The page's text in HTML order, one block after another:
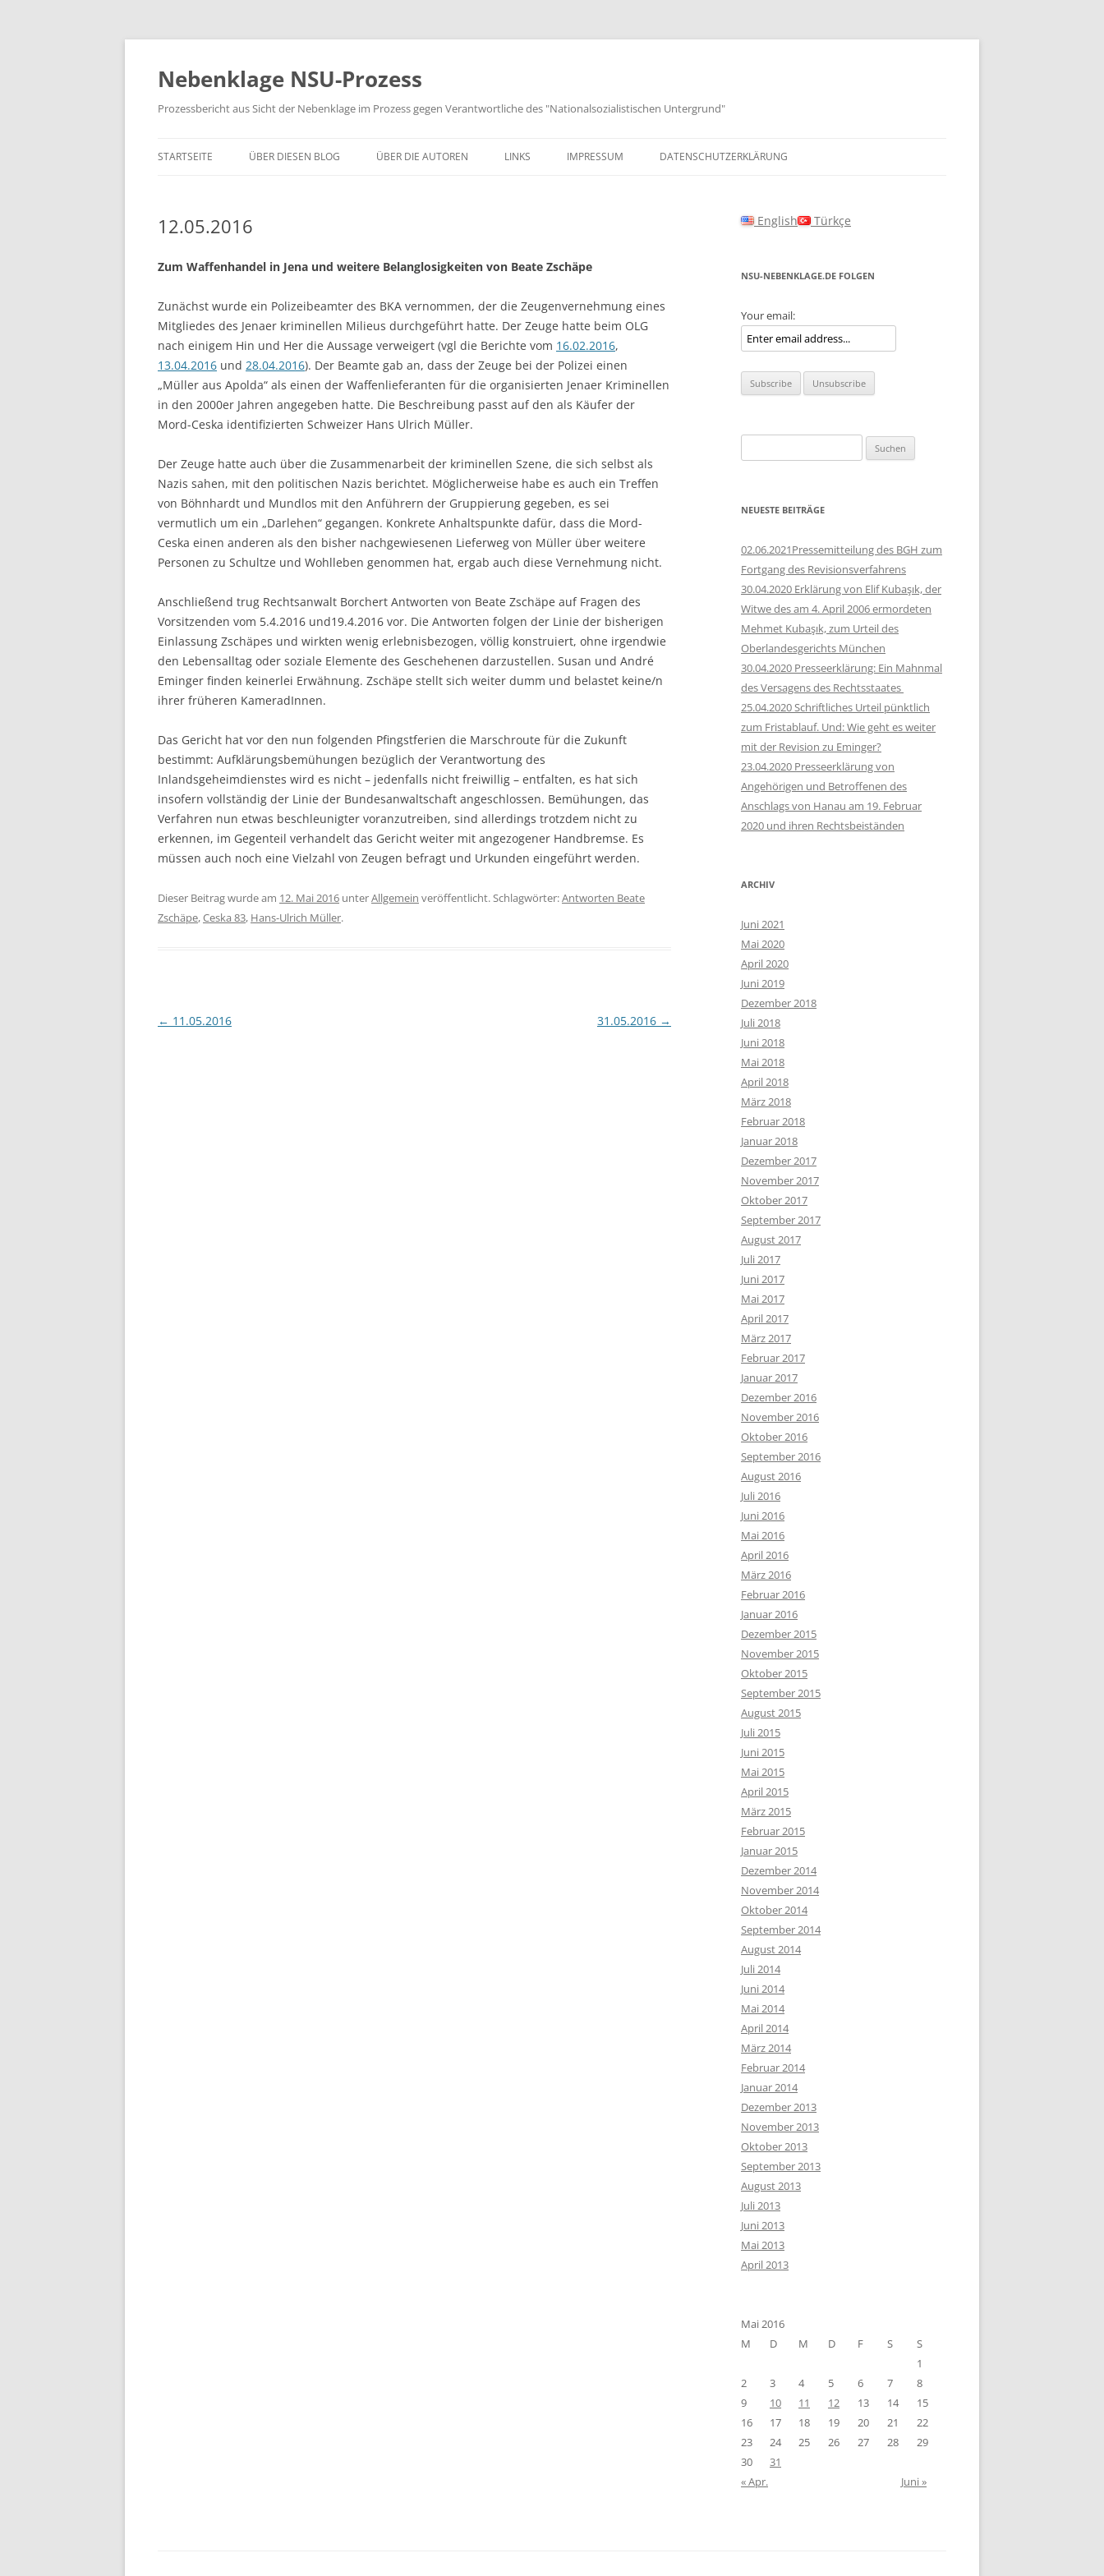
Zum
springen
Nebenklage NSU-Prozess
Prozessbericht aus Sicht der Nebenklage im Prozess gegen Verantwortliche des "Nationalsozialistischen Untergrund"
STARTSEITE ÜBER DIESEN BLOG ÜBER DIE AUTOREN LINKS IMPRESSUM DATENSCHUTZERKLÄRUNG
12.05.2016
Zum Waffenhandel in Jena und weitere Belanglosigkeiten von Beate Zschäpe
Zunächst wurde ein Polizeibeamter des BKA vernommen, der die Zeugenvernehmung eines
Mitgliedes des Jenaer kriminellen Milieus durchgeführt hatte. Der Zeuge hatte beim OLG
nach einigem Hin und Her die Aussage verweigert (vgl die Berichte vom 16.02.2016,
13.04.2016 und 28.04.2016). Der Beamte gab an, dass der Zeuge bei der Polizei einen
„Müller aus Apolda“ als einen der Waffenlieferanten für die organisierten Jenaer Kriminellen
in den 2000er Jahren angegeben hatte. Die Beschreibung passt auf den als Käufer der
Mord-Ceska identifizierten Schweizer Hans Ulrich Müller.
Der Zeuge hatte auch über die Zusammenarbeit der kriminellen Szene, die sich selbst als
Nazis sahen, mit den politischen Nazis berichtet. Möglicherweise habe es auch ein Treffen
von Böhnhardt und Mundlos mit den Anführern der Gruppierung gegeben, es sei
vermutlich um ein „Darlehen“ gegangen. Konkrete Anhaltspunkte dafür, dass die Mord-
Ceska einen anderen als den bisher nachgewiesenen Lieferweg von Müller über weitere
Personen zu Schultze und Wohlleben genommen hat, ergab auch diese Vernehmung nicht.
Anschließend trug Rechtsanwalt Borchert Antworten von Beate Zschäpe auf Fragen des
Vorsitzenden vom 5.4.2016 und19.4.2016 vor. Die Antworten folgen der Linie der bisherigen
Einlassung Zschäpes und wirkten wenig erlebnisbezogen, völlig konstruiert, ohne irgendwie
den Lebensalltag oder soziale Elemente des Geschehenen darzustellen. Susan und André
Eminger finden keinerlei Erwähnung. Zschäpe stellt sich weiter dumm und belastet keine/n
ihrer früheren KameradInnen.
Das Gericht hat vor den nun folgenden Pfingstferien die Marschroute für die Zukunft
bestimmt: Aufklärungsbemühungen bezüglich der Verantwortung des
Inlandsgeheimdienstes wird es nicht – jedenfalls nicht freiwillig – entfalten, es hat sich
insofern vollständig der Linie der Bundesanwaltschaft angeschlossen. Bemühungen, das
Verfahren nun etwas beschleunigter voranzutreiben, sind allerdings trotzdem nicht zu
erkennen, im Gegenteil verhandelt das Gericht weiter mit angezogener Handbremse. Es
müssen auch noch eine Vielzahl von Zeugen befragt und Urkunden eingeführt werden.
Dieser Beitrag wurde am 12. Mai 2016 unterAllgemein veröffentlicht. Schlagwörter:Antworten Beate
Zschäpe,Ceska 83, Hans-Ulrich Müller.
Beitragsnavigation
← 11.05.2016 31.05.2016 →
English Türkçe
NSU-NEBENKLAGE.DE FOLGEN
Your email:
nach:
NEUESTE BEITRÄGE
02.06.2021Pressemitteilung des BGH zum
Fortgang des Revisionsverfahrens
30.04.2020 Erklärung von Elif Kubaşık, der
Witwe des am 4. April 2006 ermordeten
Mehmet Kubaşık, zum Urteil des
Oberlandesgerichts München
30.04.2020 Presseerklärung: Ein Mahnmal
des Versagens des Rechtsstaates
25.04.2020 Schriftliches Urteil pünktlich
zum Fristablauf. Und: Wie geht es weiter
mit der Revision zu Eminger?
23.04.2020 Presseerklärung von
Angehörigen und Betroffenen des
Anschlags von Hanau am 19. Februar
2020 und ihren Rechtsbeiständen
ARCHIV
Juni 2021
Mai 2020
April 2020
Juni 2019
Dezember 2018
Juli 2018
Juni 2018
Mai 2018
April 2018
März 2018
Februar 2018
Januar 2018
Dezember 2017
November 2017
Oktober 2017
September 2017
August 2017
Juli 2017
Juni 2017
Mai 2017
April 2017
März 2017
Februar 2017
Januar 2017
Dezember 2016
November 2016
Oktober 2016
September 2016
August 2016
Juli 2016
Juni 2016
Mai 2016
April 2016
März 2016
Februar 2016
Januar 2016
Dezember 2015
November 2015
Oktober 2015
September 2015
August 2015
Juli 2015
Juni 2015
Mai 2015
April 2015
März 2015
Februar 2015
Januar 2015
Dezember 2014
November 2014
Oktober 2014
September 2014
August 2014
Juli 2014
Juni 2014
Mai 2014
April 2014
März 2014
Februar 2014
Januar 2014
Dezember 2013
November 2013
Oktober 2013
September 2013
August 2013
Juli 2013
Juni 2013
Mai 2013
April 2013
Mai 2016
M
D M D F S
S
1
2
3 4 5 6 7
8
9
10 11 12 13 14
15
16
17 18 19 20 21
22
23
24 25 26 27 28
29
30
31
« Apr.
Juni »